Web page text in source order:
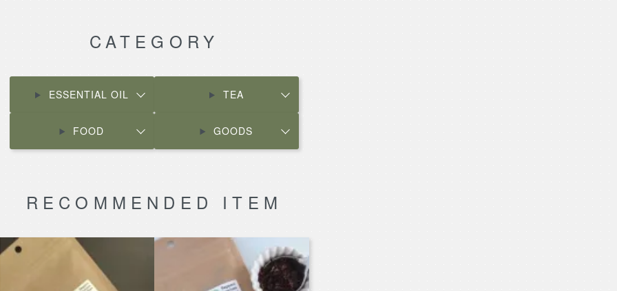
CATEGORY
ESSENTIAL OIL TEA
FOOD GOODS
RECOMMENDED ITEM